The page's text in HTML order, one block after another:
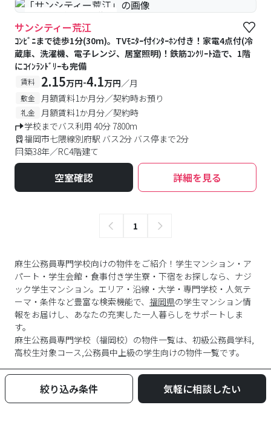
#予約受付中 #空室待ち
サンシティー荒江
ｺﾝﾋﾞﾆまで徒歩1分(30m)。TVﾓﾆﾀｰ付ｲﾝﾀｰﾎﾝ付き！家電4点付(冷
蔵庫、洗濯機、電子レンジ、居室照明)！鉄筋ｺﾝｸﾘｰﾄ造で、1階
にｺｲﾝﾗﾝﾄﾞﾘｰも完備
賃料 2.15万円-4.1万円／月
敷金 月額賃料1か月分／契約時お預り
礼金
月額賃料1か月分／契約時
学校までバス利用 40分 7800m
福岡市七隈線別府駅 バス2分 バス停まで2分
築38年／RC4階建て
空室確認 詳細を見る
1
麻生公務員専門学校向けの物件をご紹介！学生マンション・ア
パート・学生会館・食事付き学生寮・下宿をお探しなら、ナジ
ック学生マンション。エリア・沿線・大学・専門学校・人気テ
ーマ・条件など豊富な検索機能で、 福岡県の学生マンション情
報をお届けし、あなたの充実した一人暮らしをサポートしま
す。
麻生公務員専門学校 （福岡校）の物件一覧は、 初級公務員学科,
高校生対象コース,公務員中上級の学生向けの物件一覧です。
絞り込み条件 気軽に相談したい